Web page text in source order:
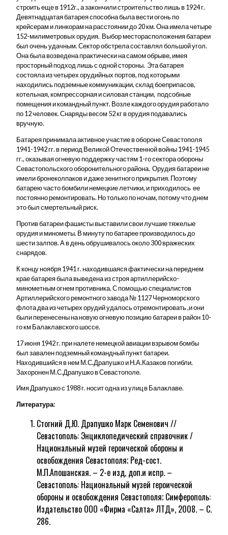
строить еще в 1912г., а закончили строительство лишь в 1924 г.
Девятнадцатая батарея способна была вести огонь по
крейсерам и линкорам на расстоянии до 20 км. Она имела четыре
152-милиметровых орудия. Выбор месторасположения батареи
был очень удачным. Сектор обстрела составлял большой угол.
Она была возведена практически на самом обрыве, имея
просторный подход лишь с одной стороны. Эта батарея
состояла из четырех орудийных портов, под которыми
находились подземные коммуникации, склад боеприпасов,
котельная, компрессорная и силовая станции, подсобные
помещения и командный пункт. Возле каждого орудия работало
по 12 человек. Снаряды весом 52 кг в орудия подавались
вручную.
Батарея принимала активное участие в обороне Севастополя
1941-1942 гг. в период Великой Отечественной войны 1941-1945
гг., оказывая огневую поддержку частям 1-го сектора обороны
Севастопольского оборонительного района. Орудия батареи не
имели бронеколпаков и даже зенитного прикрытия. Поэтому
батарею часто бомбили немецкие летчики, и приходилось ее
постоянно ремонтировать. Но только по ночам, потому что днем
это был смертельный риск.
Против батареи фашисты выставили свои лучшие тяжелые
орудия и минометы. В минуту по батарее производилось до
шести залпов. А в день обрушивалось около 300 вражеских
снарядов.
К концу ноября 1941 г. находившаяся фактически на переднем
крае батарея была выведена из строя артиллерийско-
минометным огнем противника. С помощью специалистов
Артиллерийского ремонтного завода № 1127 Черноморского
флота два из четырех орудий удалось отремонтировать ,и они
были перенесены на новую огневую позицию батареи в район 10-
го км Балаклавского шоссе.
17 июня 1942 г. при налете немецкой авиации взрывом бомбы
был завален подземный командный пункт батареи.
Находившийся в нем М.С.Драпушко и Н.А.Казаков погибли.
Захоронен М.С.Драпушко в Севастополе.
Имя Драпушко с 1988 г. носит одна из улиц в Балаклаве.
Литература:
Стогний Д.Ю. Драпушко Марк Семенович //
Севастополь: Энциклопедический справочник /
Национальный музей героической обороны и
освобождения Севастополя; Ред-сост.
М.П.Апошанская. – 2-е изд, доп.и испр. –
Севастополь: Национальный музей героической
обороны и освобождения Севастополя; Симферополь:
Издательство ООО «Фирма «Салта» ЛТД», 2008. – С.
286.